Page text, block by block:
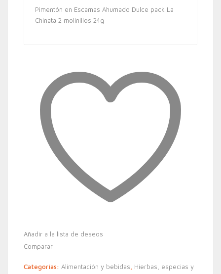
Pimentón en Escamas Ahumado Dulce pack La
Chinata 2 molinillos 24g
Añadir a la lista de deseos
Comparar
Categorías: Alimentación y bebidas
Hierbas, especias y